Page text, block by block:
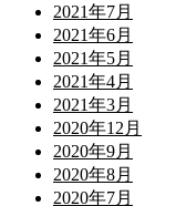
2021年7月
2021年6月
2021年5月
2021年4月
2021年3月
2020年12月
2020年9月
2020年8月
2020年7月